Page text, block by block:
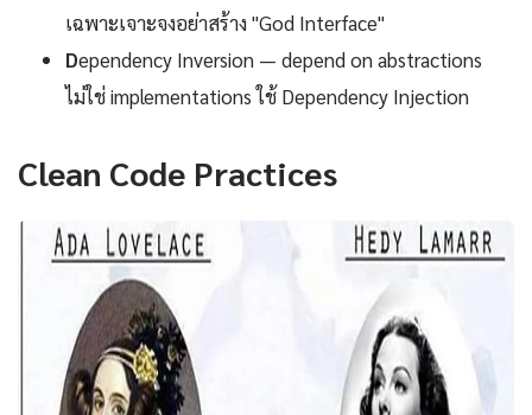
เฉพาะเจาะจงอย่าสร้าง "God Interface"
Dependency Inversion — depend on abstractions
ไม่ใช่ implementations ใช้ Dependency Injection
Clean Code Practices